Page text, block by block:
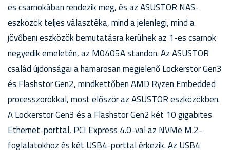
es csarnokában rendezik meg, és az ASUSTOR NAS-
eszközök teljes választéka, mind a jelenlegi, mind a
jövőbeni eszközök bemutatásra kerülnek az 1-es csarnok
negyedik emeletén, az M0405A standon. Az ASUSTOR
család újdonságai a hamarosan megjelenő Lockerstor Gen3
és Flashstor Gen2, mindkettőben AMD Ryzen Embedded
processzorokkal, most először az ASUSTOR eszközökben.
A Lockerstor Gen3 és a Flashstor Gen2 két 10 gigabites
Ethernet-porttal, PCI Express 4.0-val az NVMe M.2-
foglalatokhoz és két USB4-porttal érkezik. Az USB4